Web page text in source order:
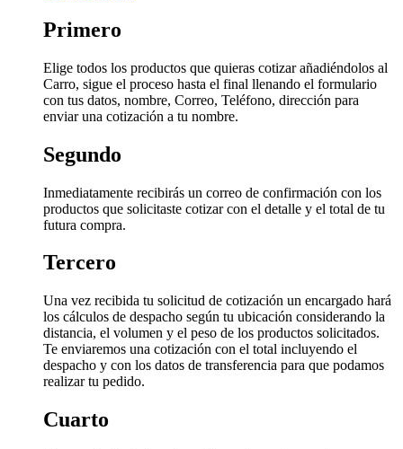
Primero
Elige todos los productos que quieras cotizar añadiéndolos al
Carro, sigue el proceso hasta el final llenando el formulario
con tus datos, nombre, Correo, Teléfono, dirección para
enviar una cotización a tu nombre.
Segundo
Inmediatamente recibirás un correo de confirmación con los
productos que solicitaste cotizar con el detalle y el total de tu
futura compra.
Tercero
Una vez recibida tu solicitud de cotización un encargado hará
los cálculos de despacho según tu ubicación considerando la
distancia, el volumen y el peso de los productos solicitados.
Te enviaremos una cotización con el total incluyendo el
despacho y con los datos de transferencia para que podamos
realizar tu pedido.
Cuarto